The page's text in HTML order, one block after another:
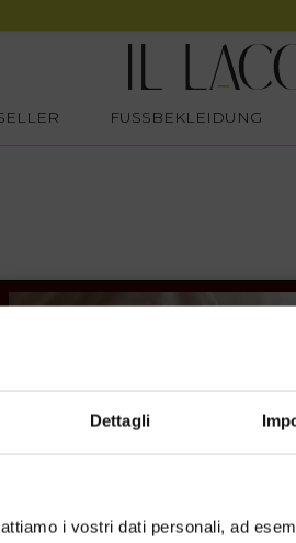
Dettagli
i vostri dati personali, ad
FUSSBEKLEIDUNG